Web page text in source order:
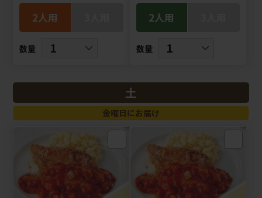
2人用
数量
2人用
数量
土
金曜日にお届け